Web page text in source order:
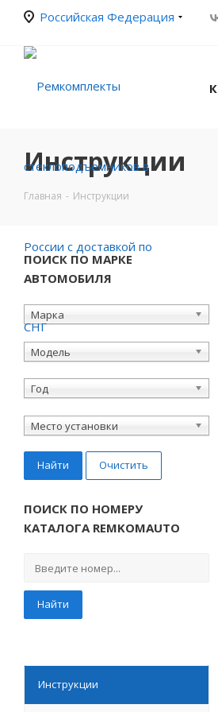
Российская Федерация
Инструкции
Главная - Инструкции
ПОИСК ПО МАРКЕ
АВТОМОБИЛЯ
Марка
Модель
Год
Место установки
Найти Очистить
ПОИСК ПО НОМЕРУ
КАТАЛОГА REMKOMAUTO
Найти
Инструкции